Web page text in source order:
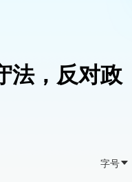
法，反对政
字号